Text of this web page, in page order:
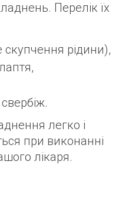
Перелік їх
рідини),
легко і
при виконанні
лікаря.